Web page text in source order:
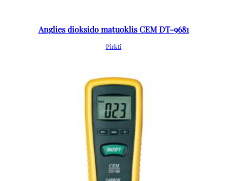
Anglies dioksido matuoklis CEM DT-9681
Pirkti